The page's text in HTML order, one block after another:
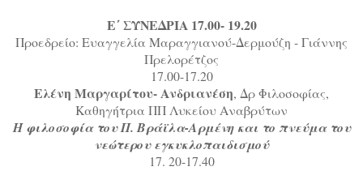
Ε΄ ΣΥΝΕΔΡΙΑ 17.00- 19.20
Προεδρείο: Ευαγγελία Μαραγγιανού-Δερμούζη - Γιάννης
Πρελορέτζος
17.00-17.20
Ελένη Μαργαρίτου- Ανδριανέση, Δρ Φιλοσοφίας,
Καθηγήτρια ΠΠ Λυκείου Αναβρύτων
Η φιλοσοφία του Π. Βράϊλα-Αρμένη και το πνεύμα του
νεώτερου εγκυκλοπαιδισμού
17. 20-17.40